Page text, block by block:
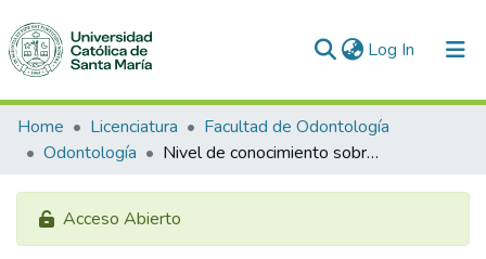
Log In (current)
Communities & Collections
All of DSpace
Statistics
Home Licenciatura
Facultad de Odontología
Odontología
Nivel de conocimiento sobre la prevención, diágnostico, tratamiento y pronóstico de los accidentes durante la preparación biomecánica en los alumnos de cuarto y quinto año de la Facultad de Odontología de la UCSM, Arequipa. 2019
Acceso Abierto